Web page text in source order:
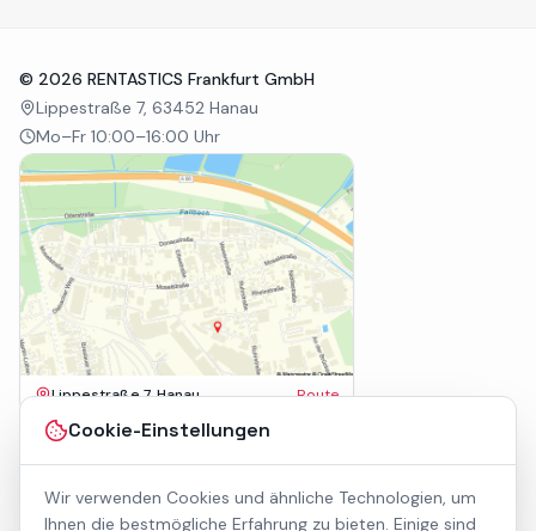
Cookie-Einstellungen
Wir verwenden Cookies und ähnliche Technologien, um
Ihnen die bestmögliche Erfahrung zu bieten. Einige sind
© 2026 RENTASTICS Frankfurt GmbH
Lippestraße 7, 63452 Hanau
Mo–Fr 10:00–16:00 Uhr
Lippestraße 7, Hanau Route
Impressum
Barrierefreiheit
Kontakt